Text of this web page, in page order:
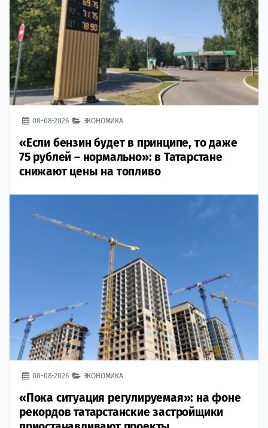
08-08-2026 ЭКОНОМИКА
«Если бензин будет в принципе, то даже
75 рублей – нормально»: в Татарстане
снижают цены на топливо
08-08-2026 ЭКОНОМИКА
«Пока ситуация регулируемая»: на фоне
рекордов татарстанские застройщики